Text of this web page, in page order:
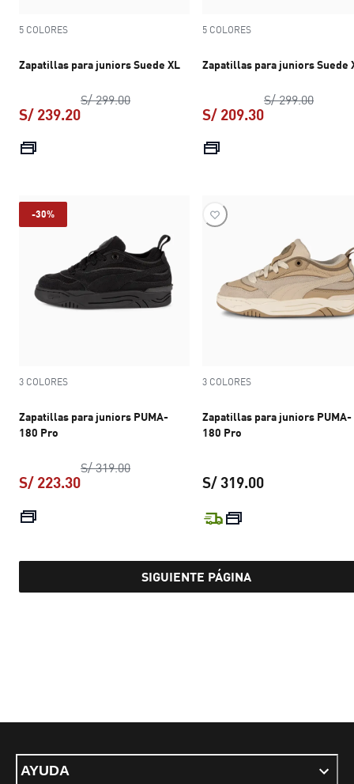
5 COLORES
Zapatillas para juniors Suede XL
S/ 299.00precio original S/ 299.00
S/ 239.20
precio actual S/ 239.20
5 COLORES
Zapatillas para juniors Suede
S/ 299.00precio
S/ 209.30
-30%
3 COLORES
Zapatillas para juniors PUMA-
180 Pro
S/ 319.00precio original S/ 319.00
S/ 223.30
precio actual S/ 223.30
3 COLORES
Zapatillas para juniors PUMA-
180 Pro
S/ 319.00
SIGUIENTE PÁGINA
AYUDA